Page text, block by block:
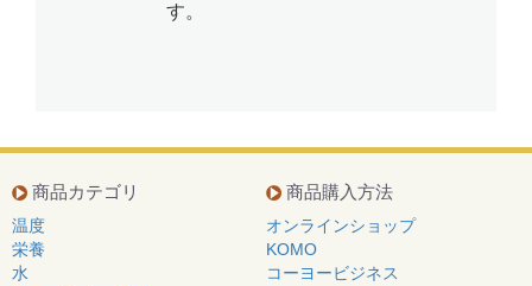
す。
商品カテゴリ
温度
栄養
水
商品購入方法
オンラインショップ
KOMO
コーヨービジネス